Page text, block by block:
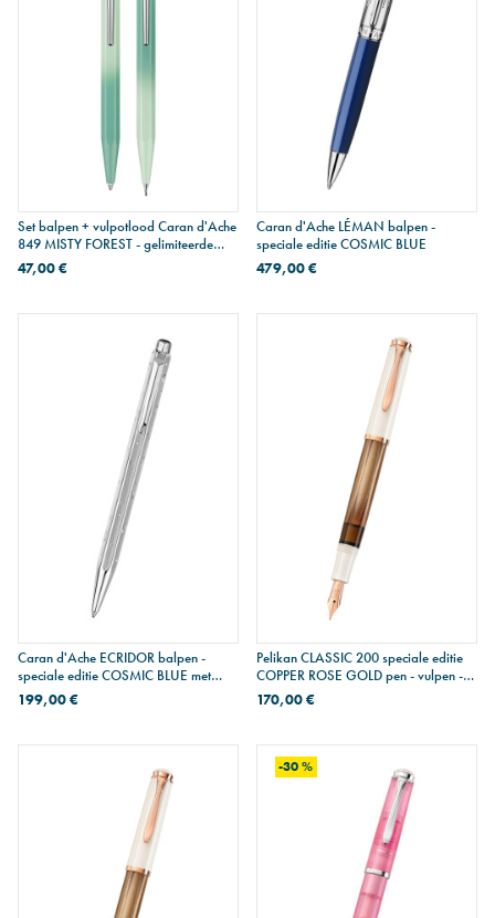
Set balpen + vulpotlood Caran d'Ache
849 MISTY FOREST - gelimiteerde
editie
47,00 €
Caran d'Ache LÉMAN balpen -
speciale editie COSMIC BLUE
479,00 €
Caran d'Ache ECRIDOR balpen -
speciale editie COSMIC BLUE met
lederen etui
199,00 €
Pelikan CLASSIC 200 speciale editie
COPPER ROSE GOLD pen - vulpen -
fijne penpunt
170,00 €
-30 %